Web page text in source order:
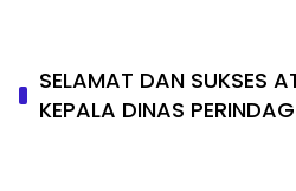
SELAMAT DAN SUKSES
KEPALA DINAS PERINDAG